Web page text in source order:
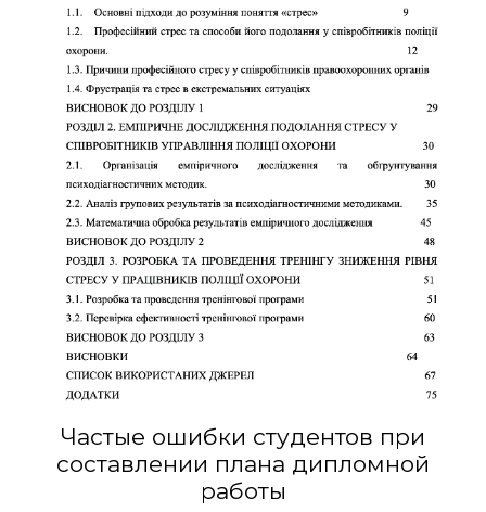
Частые ошибки студентов при
составлении плана дипломной
работы